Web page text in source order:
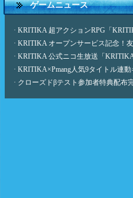
ゲームニュース
· KRITIKA 超アクションRPG「
· KRITIKA オープンサービス記念！
· KRITIKA 公式ニコ生放送「
· KRITIKA×Pmang人気9タイトル連
· クローズドβテスト参加者特典配布